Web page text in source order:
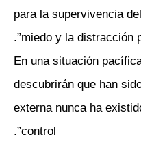
para la supervivencia
miedo y la distracción
En una situación
descubrirán que han
externa nunca ha
control”.